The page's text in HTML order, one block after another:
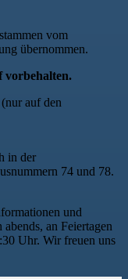
vom
übernommen.
vorbehalten.
auf den
in der
74 und 78.
und
an Feiertagen
Uhr. Wir freuen uns